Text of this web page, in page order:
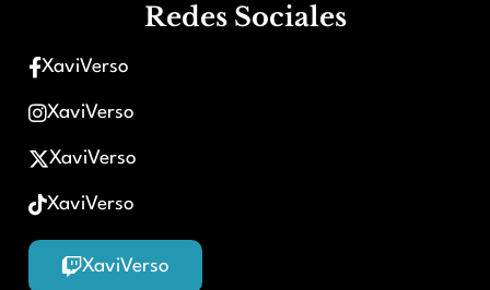
Redes Sociales
XaviVerso
XaviVerso
XaviVerso
XaviVerso
XaviVerso